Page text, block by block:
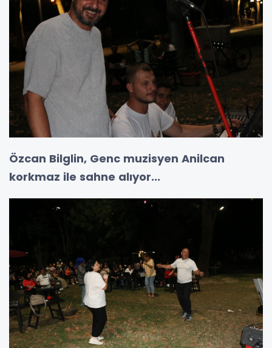
Özcan Bilglin, Genc muzisyen Anilcan
korkmaz ile sahne alıyor...